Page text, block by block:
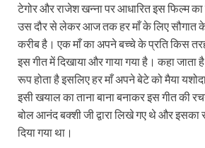
टेगोर और राजेश खन्ना पर आधारित इस फिल्म का
उस दौर से लेकर आज तक हर माँ के लिए सौगात
करीब है। एक माँ का अपने बच्चे के प्रति किस
इस गीत में दिखाया और गाया गया है। कहा जाता
रूप होता है इसलिए हर माँ अपने बेटे को मैया
इसी खयाल का ताना बाना बनाकर इस गीत की
बोल आनंद बक्शी जी द्वारा लिखे गए थे और इसका
दिया गया था।